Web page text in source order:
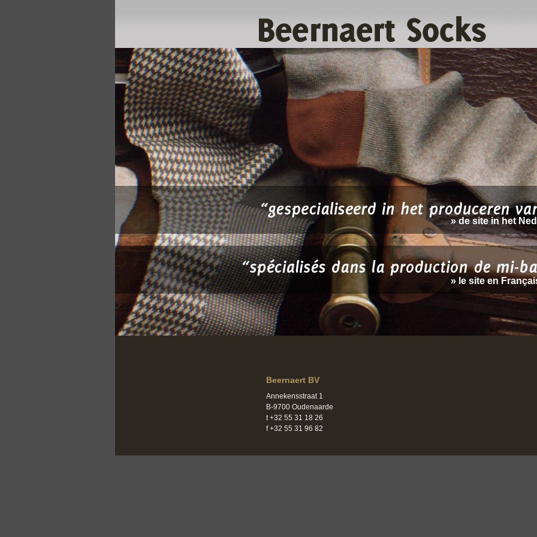
» de site in het
» le site en
Beernaert BV
Annekensstraat 1
B-9700 Oudenaarde
t +32 55 31 18 26
f +32 55 31 96 82